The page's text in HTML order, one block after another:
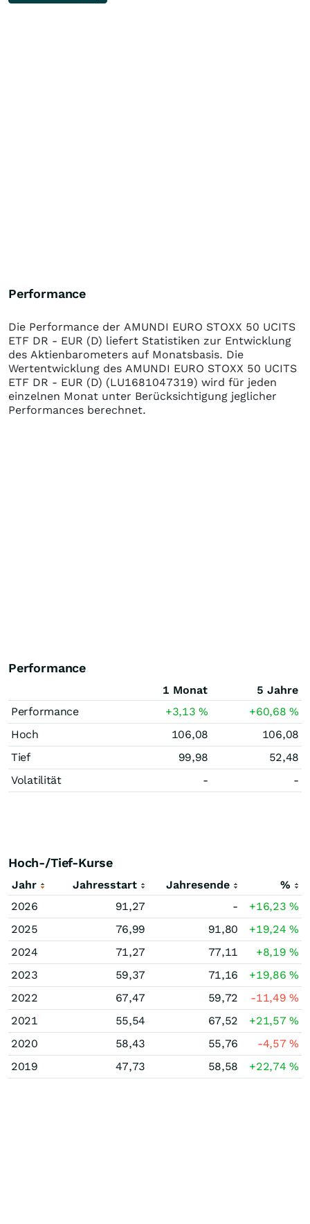
Performance
Die Performance der AMUNDI EURO STOXX 50 UCITS
ETF DR - EUR (D) liefert Statistiken zur Entwicklung
des Aktienbarometers auf Monatsbasis. Die
Wertentwicklung des AMUNDI EURO STOXX 50 UCITS
ETF DR - EUR (D) (LU1681047319) wird für jeden
einzelnen Monat unter Berücksichtigung jeglicher
Performances berechnet.
Performance
1 Monat
5 Jahre
Performance
+3,13% +60,68%
Hoch
106,08
106,08
Tief
99,98
52,48
Volatilität
- -
Hoch-/Tief-Kurse
Jahr Jahresstart Jahresende
%
2026
91,27 - +16,23%
2025
76,99 91,80 +19,24%
2024
71,27 77,11 +8,19%
2023
59,37 71,16 +19,86%
2022
67,47 59,72 -11,49%
2021
55,54 67,52 +21,57%
2020
58,43 55,76 -4,57%
2019
47,73 58,58 +22,74%